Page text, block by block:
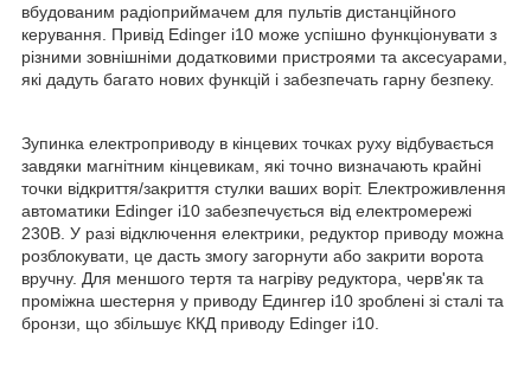
вбудованим радіоприймачем для пультів дистанційного
керування. Привід Edinger i10 може успішно функціонувати з
різними зовнішніми додатковими пристроями та аксесуарами,
які дадуть багато нових функцій і забезпечать гарну безпеку.
Зупинка електроприводу в кінцевих точках руху відбувається
завдяки магнітним кінцевикам, які точно визначають крайні
точки відкриття/закриття стулки ваших воріт. Електроживлення
автоматики Edinger i10 забезпечується від електромережі
230В. У разі відключення електрики, редуктор приводу можна
розблокувати, це дасть змогу загорнути або закрити ворота
вручну. Для меншого тертя та нагріву редуктора, черв'як та
проміжна шестерня у приводу Едингер i10 зроблені зі сталі та
бронзи, що збільшує ККД приводу Edinger i10.